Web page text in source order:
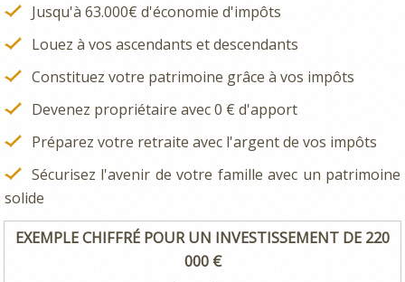
Jusqu'à 63.000€ d'économie d'impôts
Louez à vos ascendants et descendants
Constituez votre patrimoine grâce à vos impôts
Devenez propriétaire avec 0 € d'apport
Préparez votre retraite avec l'argent de vos impôts
Sécurisez l'avenir de votre famille avec un patrimoine
solide
EXEMPLE CHIFFRÉ POUR UN INVESTISSEMENT DE 220
000 €